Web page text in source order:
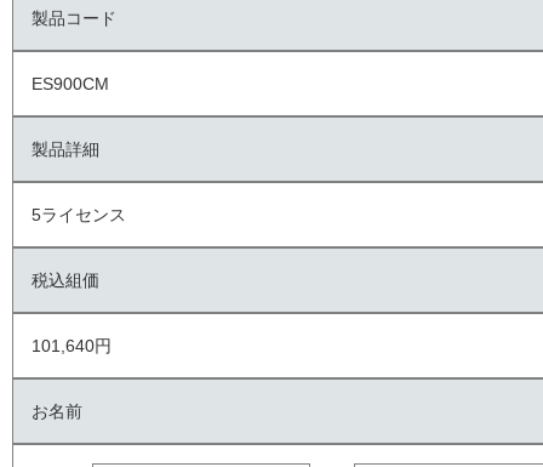
製品コード
ES900CM
製品詳細
5ライセンス
税込組価
101,640円
お名前